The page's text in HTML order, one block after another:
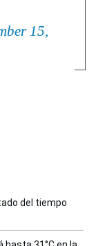
15,
del tiempo